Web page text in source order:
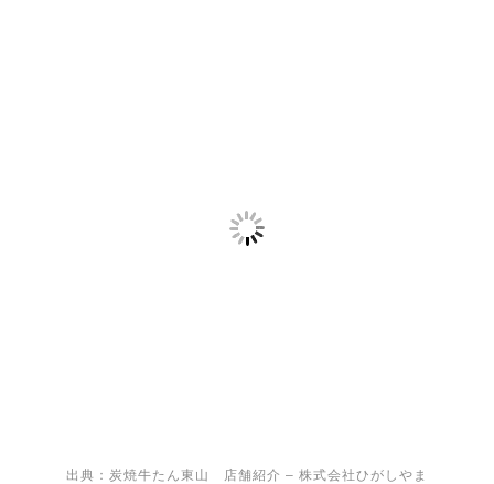
出典： 炭焼牛たん東山 店舗紹介 – 株式会社ひがしやま